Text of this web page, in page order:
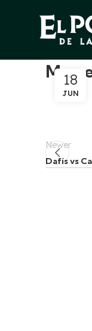
18
JUN
Newer
Dafís vs